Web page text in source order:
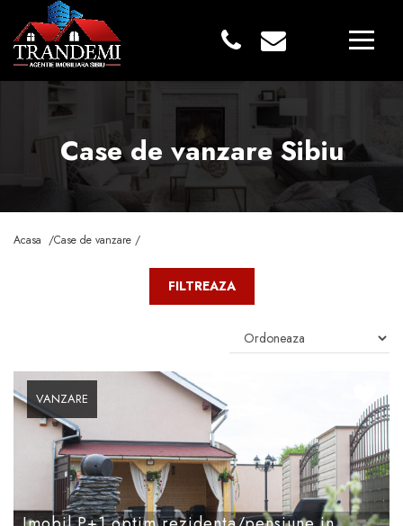
Case de vanzare Sibiu
Acasa /Case de vanzare /
FILTREAZA
VANZARE